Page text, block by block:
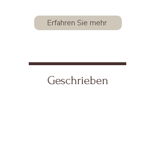
Erfahren Sie mehr
Geschrieben